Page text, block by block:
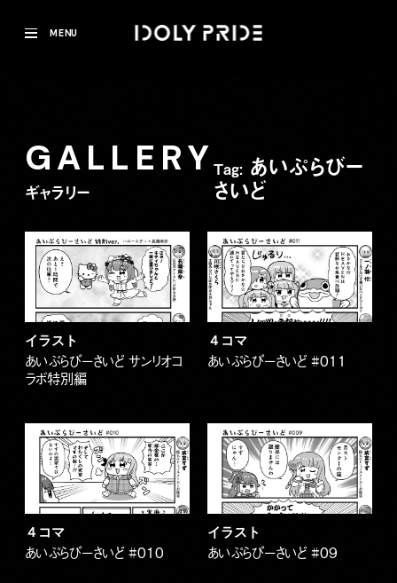
MENU
GALLERY
ギャラリー
Tag: あいぷらびー
さいど
イラスト
あいぷらびーさいど サンリオコ
ラボ特別編
４コマ
あいぷらびーさいど #011
４コマ
あいぷらびーさいど #010
イラスト
あいぷらびーさいど #09